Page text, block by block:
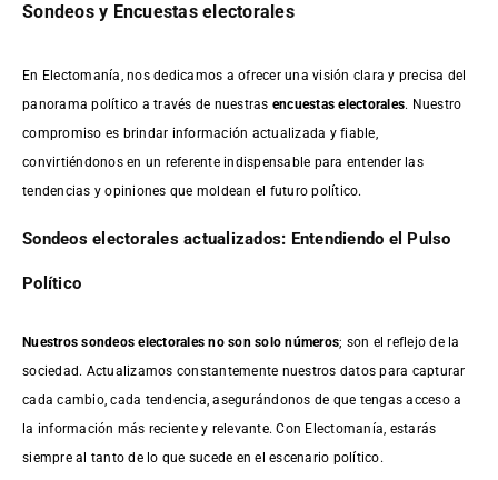
Sondeos y Encuestas electorales
En Electomanía, nos dedicamos a ofrecer una visión clara y precisa del
panorama político a través de nuestras encuestas electorales. Nuestro
compromiso es brindar información actualizada y fiable,
convirtiéndonos en un referente indispensable para entender las
tendencias y opiniones que moldean el futuro político.
Sondeos electorales actualizados: Entendiendo el Pulso
Político
Nuestros sondeos electorales no son solo números; son el reflejo de la
sociedad. Actualizamos constantemente nuestros datos para capturar
cada cambio, cada tendencia, asegurándonos de que tengas acceso a
la información más reciente y relevante. Con Electomanía, estarás
siempre al tanto de lo que sucede en el escenario político.